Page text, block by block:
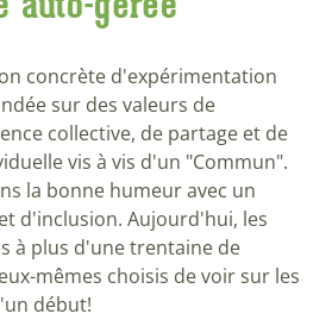
concrète d'expérimentation
sur des valeurs de
collective, de partage et de
vis à vis d'un "Commun".
la bonne humeur avec un
d'inclusion. Aujourd'hui, les
à plus d'une trentaine de
mêmes choisis de voir sur les
début!